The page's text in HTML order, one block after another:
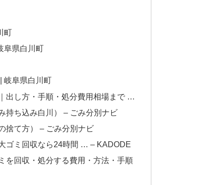
町
阜県白川町
岐阜県白川町
出し方・手順・処分費用相場まで …
持ち込み白川） – ごみ分別ナビ
捨て方） – ごみ分別ナビ
ゴミ回収なら24時間 … – KADODE
を回収・処分する費用・方法・手順